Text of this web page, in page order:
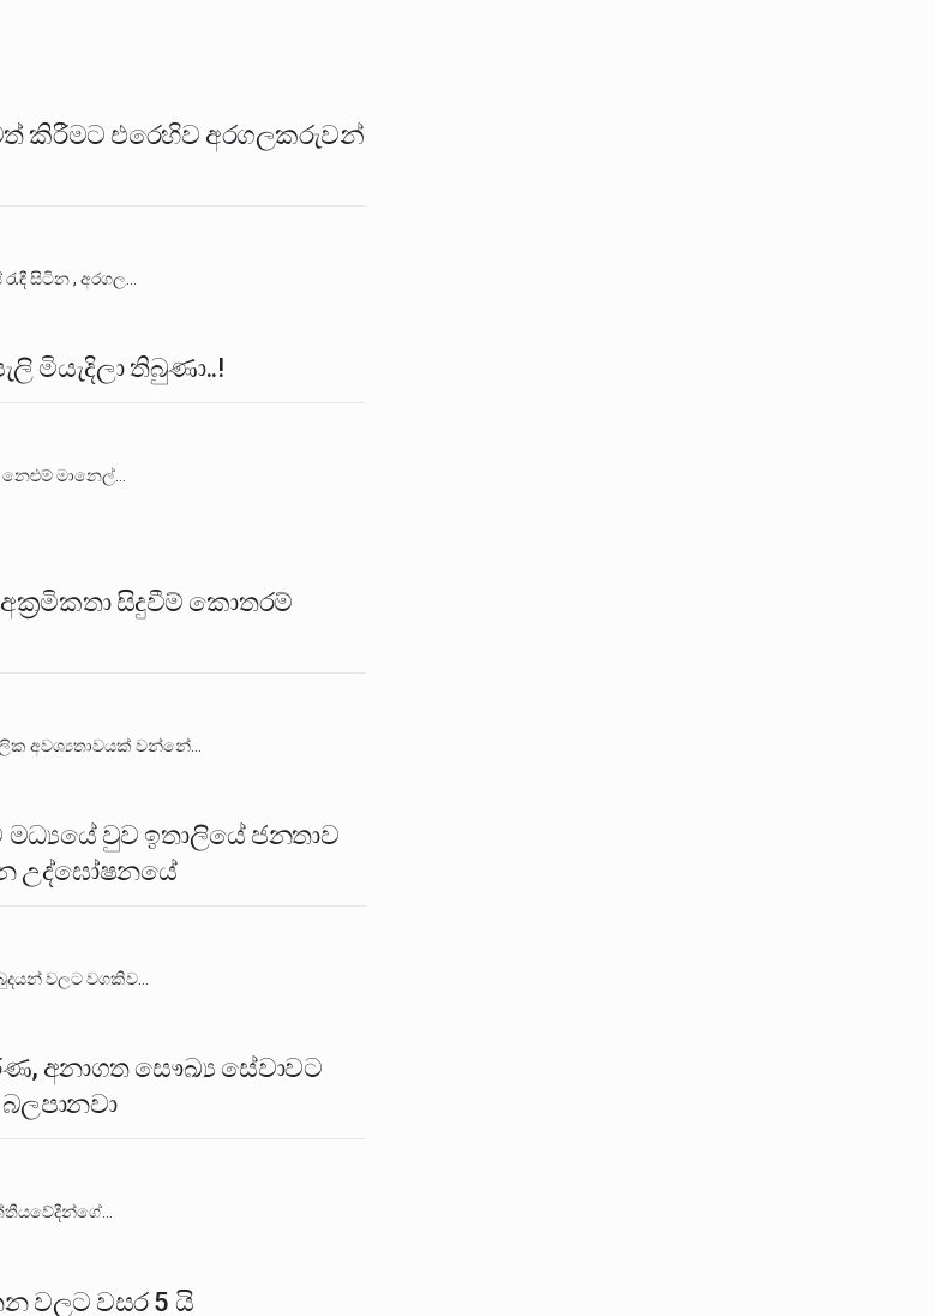
කිරීමට එරෙහිව අරගලකරුවන්
සිටින , අරගල…
මියැදිලා තිබුණා..!
මානෙල්…
සිදුවීම් කොතරම්
අවශ්‍යතාවයක් වන්නේ…
මධ්‍යයේ වුව ඉතාලියේ ජනතාව
උද්ඝෝෂනයේ
වලට වගකිව…
අනාගත සෞඛ්‍ය සේවාවට
වලට වසර 5 යි